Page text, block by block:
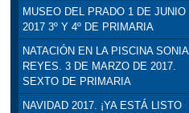
MUSEO DEL PRADO 1 DE JUNIO
2017 3º Y 4º DE PRIMARIA
NATACIÓN EN LA PISCINA SONIA
REYES. 3 DE MARZO DE 2017.
SEXTO DE PRIMARIA
NAVIDAD 2017. ¡YA ESTÁ LISTO